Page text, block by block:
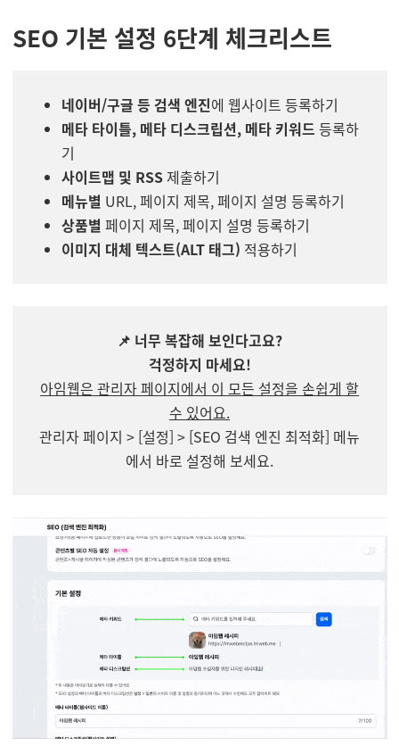
SEO 기본 설정 6단계 체크리스트
네이버/구글 등 검색 엔진에 웹사이트 등록하기
메타 타이틀, 메타 디스크립션, 메타 키워드 등록하
기
사이트맵 및 RSS제출하기
메뉴별 URL, 페이지 제목, 페이지 설명 등록하기
상품별 페이지 제목, 페이지 설명 등록하기
이미지 대체 텍스트(ALT 태그) 적용하기
📌 너무 복잡해 보인다고요?
걱정하지 마세요!
아임웹은 관리자 페이지에서 이 모든 설정을 손쉽게 할
수 있어요.
관리자 페이지 > [설정] > [SEO 검색 엔진 최적화] 메뉴
에서 바로 설정해 보세요.